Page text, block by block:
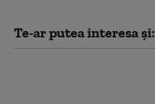
Te-ar putea interesa și: